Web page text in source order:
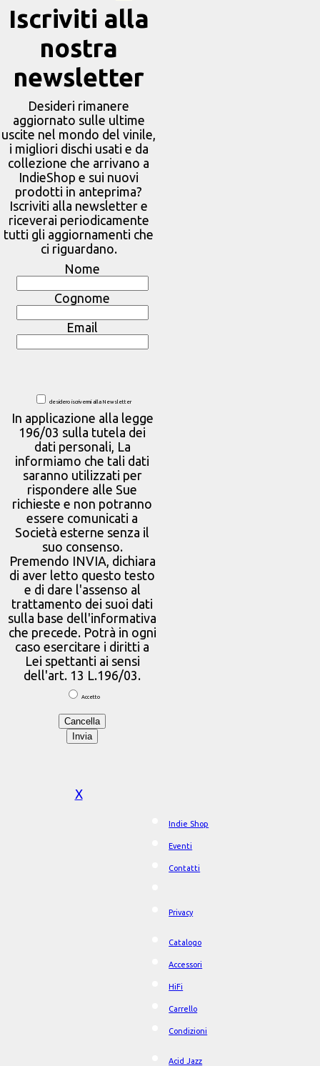
Indie Shop
Eventi
Contatti
Privacy
Catalogo
Accessori
HiFi
Carrello
Condizioni
Acid Jazz
Iscriviti alla
nostra
newsletter
Desideri rimanere
aggiornato sulle ultime
uscite nel mondo del vinile,
i migliori dischi usati e da
collezione che arrivano a
IndieShop e sui nuovi
prodotti in anteprima?
Iscriviti alla newsletter e
riceverai periodicamente
tutti gli aggiornamenti che
ci riguardano.
Nome
Cognome
Email
desidero iscrivermi alla Newsletter
In applicazione alla legge
196/03 sulla tutela dei
dati personali, La
informiamo che tali dati
saranno utilizzati per
rispondere alle Sue
richieste e non potranno
essere comunicati a
Società esterne senza il
suo consenso.
Premendo INVIA, dichiara
di aver letto questo testo
e di dare l'assenso al
trattamento dei suoi dati
sulla base dell'informativa
che precede. Potrà in ogni
caso esercitare i diritti a
Lei spettanti ai sensi
dell'art. 13 L.196/03.
Accetto
X